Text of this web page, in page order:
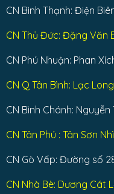
CN Bình Thạnh: Điện
CN Thủ Đức: Đặng Văn
CN Phú Nhuận: Phan
CN Q Tân Bình: Lạc
CN Bình Chánh: Nguyễn
CN Tân Phú : Tân Sơn
CN Gò Vấp: Đường số
CN Nhà Bè: Dương Cát